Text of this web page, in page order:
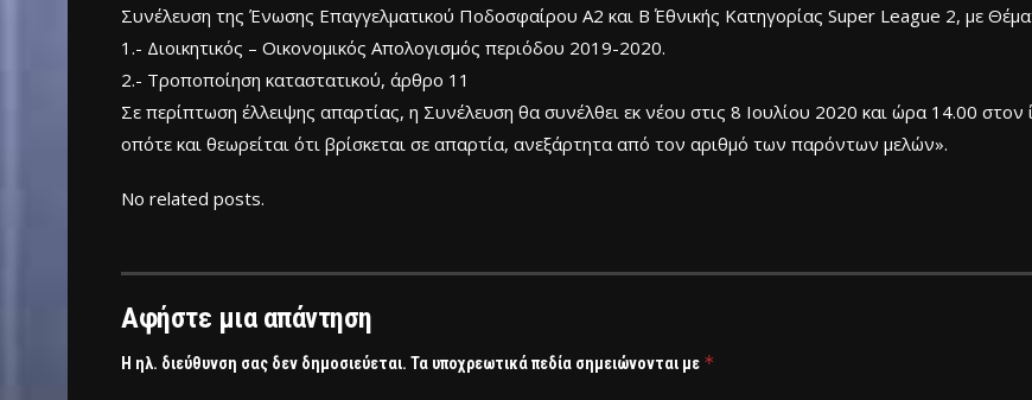
Συνέλευση της Ένωσης Επαγγελματικού Ποδοσφαίρου Α2 και Β΄ Εθνικής Κατηγορίας Super League 2, με
1.- Διοικητικός – Οικονομικός Απολογισμός περιόδου 2019-2020.
2.- Τροποποίηση καταστατικού, άρθρο 11
Σε περίπτωση έλλειψης απαρτίας, η Συνέλευση θα συνέλθει εκ νέου στις 8 Ιουλίου 2020 και ώρα 14.00 στον
οπότε και θεωρείται ότι βρίσκεται σε απαρτία, ανεξάρτητα από τον αριθμό των παρόντων μελών».
No related posts.
Αφήστε μια απάντηση
Η ηλ. διεύθυνση σας δεν δημοσιεύεται. Τα υποχρεωτικά πεδία σημειώνονται με *